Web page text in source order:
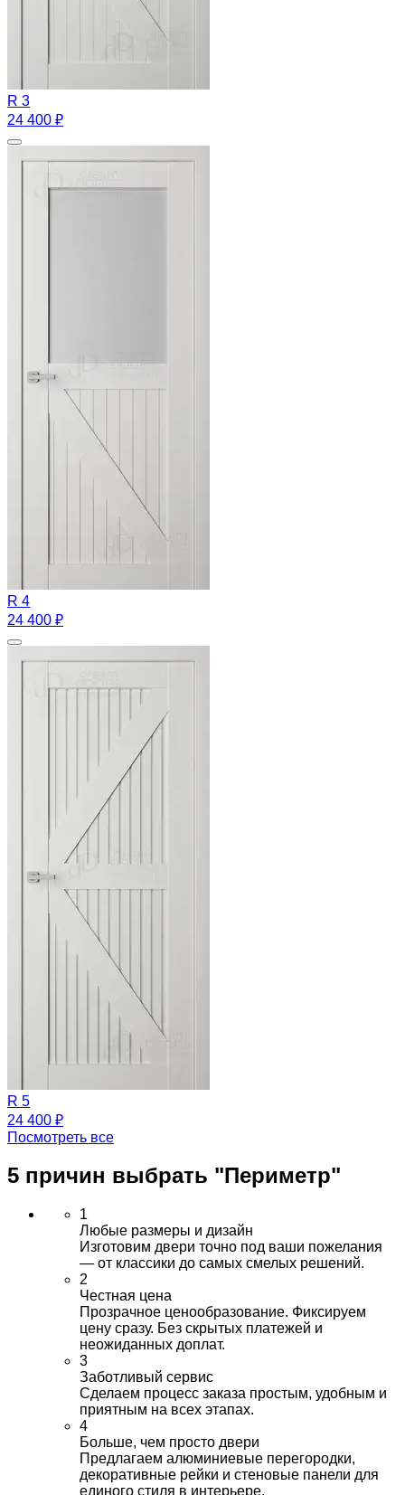
R 3
24 400 ₽
R 4
24 400 ₽
R 5
24 400 ₽
Посмотреть все
5 причин выбрать "Периметр"
1
Любые размеры и дизайн
Изготовим двери точно под ваши пожелания
— от классики до самых смелых решений.
2
Честная цена
Прозрачное ценообразование. Фиксируем
цену сразу. Без скрытых платежей и
неожиданных доплат.
3
Заботливый сервис
Сделаем процесс заказа простым, удобным и
приятным на всех этапах.
4
Больше, чем просто двери
Предлагаем алюминиевые перегородки,
декоративные рейки и стеновые панели для
единого стиля в интерьере.